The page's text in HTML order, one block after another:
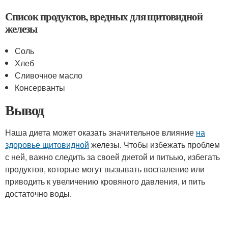
Список продуктов, вредных для щитовидной
железы
Соль
Хлеб
Сливочное масло
Консерванты
Вывод
Наша диета может оказать значительное влияние на
здоровье щитовидной железы. Чтобы избежать проблем
с ней, важно следить за своей диетой и питьью, избегать
продуктов, которые могут вызывать воспаление или
приводить к увеличению кровяного давления, и пить
достаточно воды.